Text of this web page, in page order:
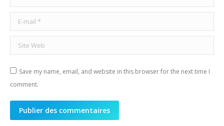
E-mail *
Site Web
Save my name, email, and website in this browser for the next time I
comment.
Publier des commentaires